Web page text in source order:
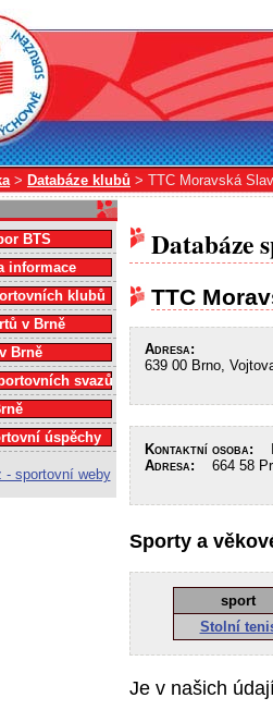
> Databáze klubů > TTC Moravská
Databáze
TTC
Adresa:
639 00 Brno,
Kontaktní osoba:
Adresa: 664 58
Sporty a
sport
Stolní
Je v našich
BTS
informace
klubů
v Brně
Brně
svazů
úspěchy